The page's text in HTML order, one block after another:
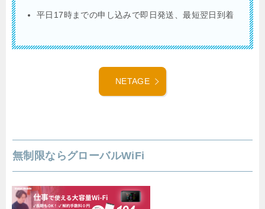
平日17時までの申し込みで即日発送、最短翌日到着
NETAGE
無制限ならグローバルWiFi